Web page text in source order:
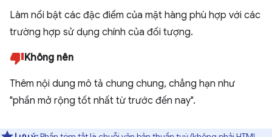
Làm nổi bật các đặc điểm của mặt hàng phù hợp với các
trường hợp sử dụng chính của đối tượng.
Không nên
Thêm nội dung mô tả chung chung, chẳng hạn như
"phần mở rộng tốt nhất từ trước đến nay".